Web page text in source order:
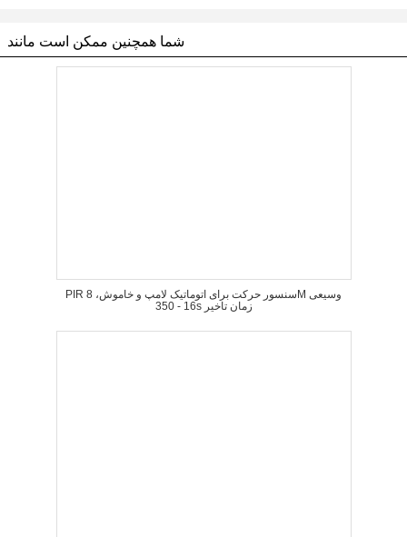
شما همچنین ممکن است مانند
PIR سنسور حرکت برای اتوماتیک لامپ و خاموش، 8M وسیعی
16 - 350s زمان تاخیر